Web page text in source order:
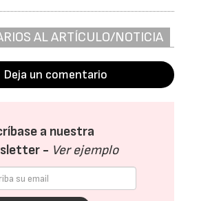
AL ARTÍCULO/NOTICIA
Deja un comentario
a nuestra
- Ver ejemplo